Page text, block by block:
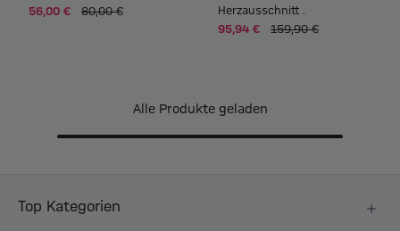
56,00 €
80,00 €
Herzausschnitt .
95,94 €
159,90 €
Alle Produkte geladen
Top Kategorien